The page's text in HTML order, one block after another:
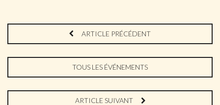
ARTICLE PRÉCÉDENT
TOUS LES ÉVÉNEMENTS
ARTICLE SUIVANT